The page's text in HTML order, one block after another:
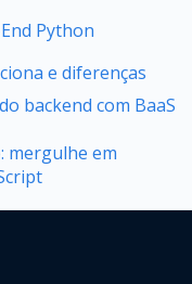
Python
e diferenças
backend com BaaS
mergulhe em